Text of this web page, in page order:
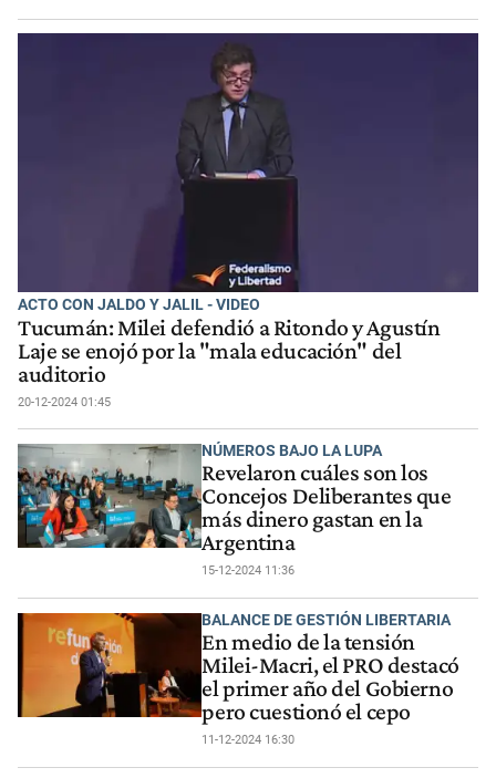
ACTO CON JALDO Y JALIL - VIDEO
Tucumán: Milei defendió a Ritondo y Agustín
Laje se enojó por la "mala educación" del
auditorio
20-12-2024 01:45
NÚMEROS BAJO LA LUPA
Revelaron cuáles son los
Concejos Deliberantes que
más dinero gastan en la
Argentina
15-12-2024 11:36
BALANCE DE GESTIÓN LIBERTARIA
En medio de la tensión
Milei-Macri, el PRO destacó
el primer año del Gobierno
pero cuestionó el cepo
11-12-2024 16:30